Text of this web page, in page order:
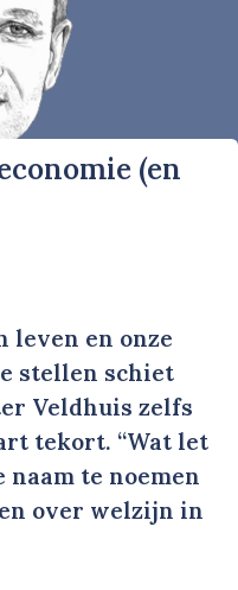
(en
en onze
stellen schiet
Veldhuis zelfs
tekort. “Wat let
naam te noemen
over welzijn in